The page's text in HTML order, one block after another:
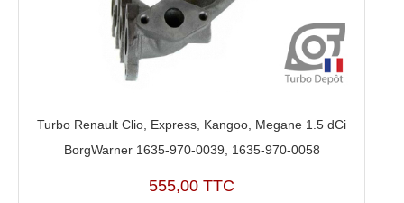
Turbo Renault Clio, Express, Kangoo, Megane 1.5 dCi
BorgWarner 1635-970-0039, 1635-970-0058
555,00 TTC